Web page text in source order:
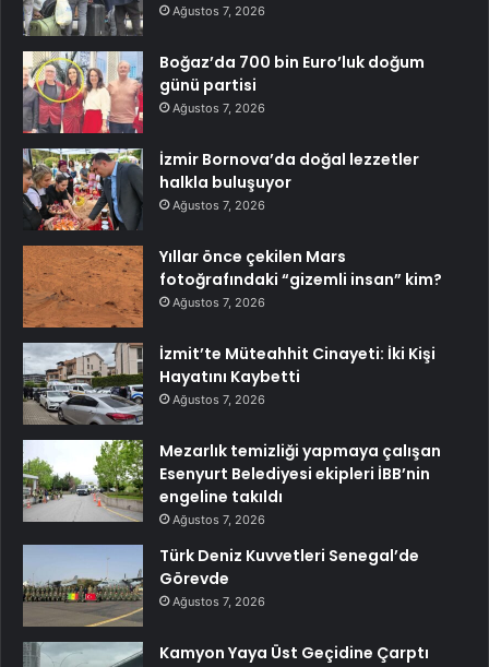
Ağustos 7, 2026
Boğaz’da 700 bin Euro’luk doğum
günü partisi
Ağustos 7, 2026
İzmir Bornova’da doğal lezzetler
halkla buluşuyor
Ağustos 7, 2026
Yıllar önce çekilen Mars
fotoğrafındaki “gizemli insan” kim?
Ağustos 7, 2026
İzmit’te Müteahhit Cinayeti: İki Kişi
Hayatını Kaybetti
Ağustos 7, 2026
Mezarlık temizliği yapmaya çalışan
Esenyurt Belediyesi ekipleri İBB’nin
engeline takıldı
Ağustos 7, 2026
Türk Deniz Kuvvetleri Senegal’de
Görevde
Ağustos 7, 2026
Kamyon Yaya Üst Geçidine Çarptı